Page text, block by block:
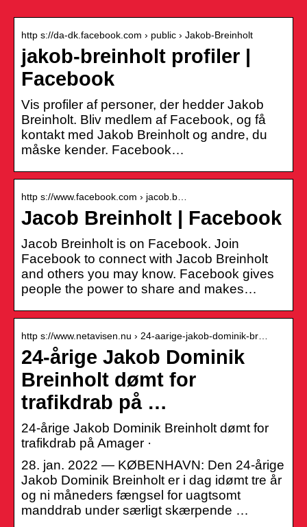
http s://da-dk.facebook.com › public › Jakob-Breinholt
jakob-breinholt profiler |
Facebook
Vis profiler af personer, der hedder Jakob
Breinholt. Bliv medlem af Facebook, og få
kontakt med Jakob Breinholt og andre, du
måske kender. Facebook…
http s://www.facebook.com › jacob.b…
Jacob Breinholt | Facebook
Jacob Breinholt is on Facebook. Join
Facebook to connect with Jacob Breinholt
and others you may know. Facebook gives
people the power to share and makes…
http s://www.netavisen.nu › 24-aarige-jakob-dominik-br…
24-årige Jakob Dominik
Breinholt dømt for
trafikdrab på …
24-årige Jakob Dominik Breinholt dømt for
trafikdrab på Amager ·
28. jan. 2022 — KØBENHAVN: Den 24-årige
Jakob Dominik Breinholt er i dag idømt tre år
og ni måneders fængsel for uagtsomt
manddrab under særligt skærpende …